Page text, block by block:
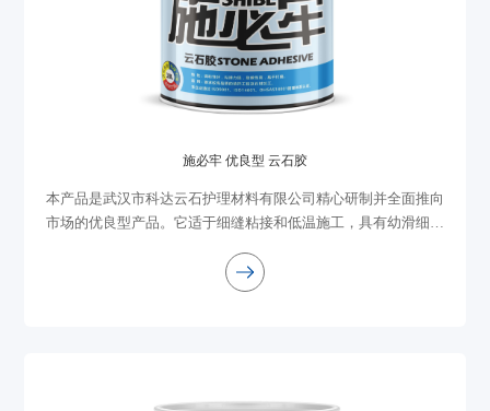
施必牢 优良型 云石胶
本产品是武汉市科达云石护理材料有限公司精心研制并全面推向
市场的优良型产品。它适于细缝粘接和低温施工，具有幼滑细腻
流挂、不渗油等优点。它适用于要求...